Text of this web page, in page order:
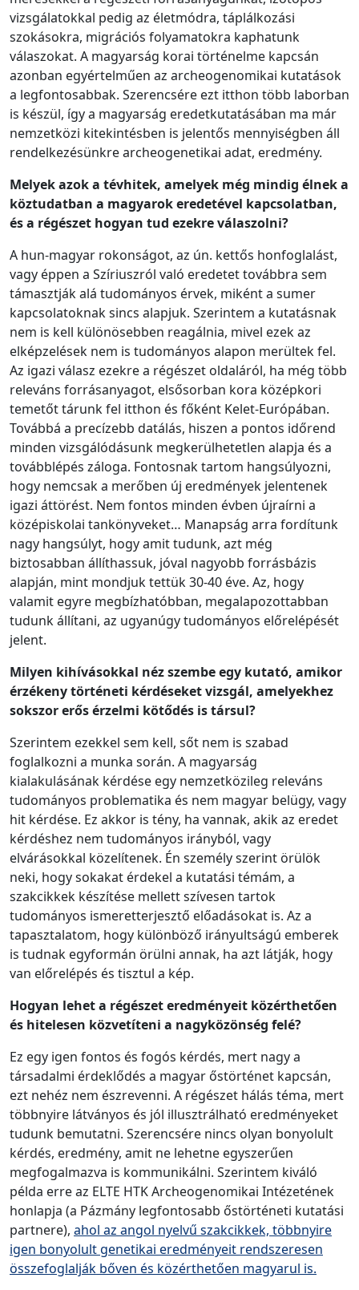
vizsgálatokkal pedig az életmódra, táplálkozási
szokásokra, migrációs folyamatokra kaphatunk
válaszokat. A magyarság korai történelme kapcsán
azonban egyértelműen az archeogenomikai kutatások
a legfontosabbak. Szerencsére ezt itthon több laborban
is készül, így a magyarság eredetkutatásában ma már
nemzetközi kitekintésben is jelentős mennyiségben áll
rendelkezésünkre archeogenetikai adat, eredmény.
Melyek azok a tévhitek, amelyek még mindig élnek a
köztudatban a magyarok eredetével kapcsolatban,
és a régészet hogyan tud ezekre válaszolni?
A hun-magyar rokonságot, az ún. kettős honfoglalást,
vagy éppen a Szíriuszról való eredetet továbbra sem
támasztják alá tudományos érvek, miként a sumer
kapcsolatoknak sincs alapjuk. Szerintem a kutatásnak
nem is kell különösebben reagálnia, mivel ezek az
elképzelések nem is tudományos alapon merültek fel.
Az igazi válasz ezekre a régészet oldaláról, ha még több
releváns forrásanyagot, elsősorban kora középkori
temetőt tárunk fel itthon és főként Kelet-Európában.
Továbbá a precízebb datálás, hiszen a pontos időrend
minden vizsgálódásunk megkerülhetetlen alapja és a
továbblépés záloga. Fontosnak tartom hangsúlyozni,
hogy nemcsak a merőben új eredmények jelentenek
igazi áttörést. Nem fontos minden évben újraírni a
középiskolai tankönyveket… Manapság arra fordítunk
nagy hangsúlyt, hogy amit tudunk, azt még
biztosabban állíthassuk, jóval nagyobb forrásbázis
alapján, mint mondjuk tettük 30-40 éve. Az, hogy
valamit egyre megbízhatóbban, megalapozottabban
tudunk állítani, az ugyanúgy tudományos előrelépését
jelent.
Milyen kihívásokkal néz szembe egy kutató, amikor
érzékeny történeti kérdéseket vizsgál, amelyekhez
sokszor erős érzelmi kötődés is társul?
Szerintem ezekkel sem kell, sőt nem is szabad
foglalkozni a munka során. A magyarság
kialakulásának kérdése egy nemzetközileg releváns
tudományos problematika és nem magyar belügy, vagy
hit kérdése. Ez akkor is tény, ha vannak, akik az eredet
kérdéshez nem tudományos irányból, vagy
elvárásokkal közelítenek. Én személy szerint örülök
neki, hogy sokakat érdekel a kutatási témám, a
szakcikkek készítése mellett szívesen tartok
tudományos ismeretterjesztő előadásokat is. Az a
tapasztalatom, hogy különböző irányultságú emberek
is tudnak egyformán örülni annak, ha azt látják, hogy
van előrelépés és tisztul a kép.
Hogyan lehet a régészet eredményeit közérthetően
és hitelesen közvetíteni a nagyközönség felé?
Ez egy igen fontos és fogós kérdés, mert nagy a
társadalmi érdeklődés a magyar őstörténet kapcsán,
ezt nehéz nem észrevenni. A régészet hálás téma, mert
többnyire látványos és jól illusztrálható eredményeket
tudunk bemutatni. Szerencsére nincs olyan bonyolult
kérdés, eredmény, amit ne lehetne egyszerűen
megfogalmazva is kommunikálni. Szerintem kiváló
példa erre az ELTE HTK Archeogenomikai Intézetének
honlapja (a Pázmány legfontosabb őstörténeti kutatási
partnere), ahol az angol nyelvű szakcikkek, többnyire
igen bonyolult genetikai eredményeit rendszeresen
összefoglalják bőven és közérthetően magyarul is.